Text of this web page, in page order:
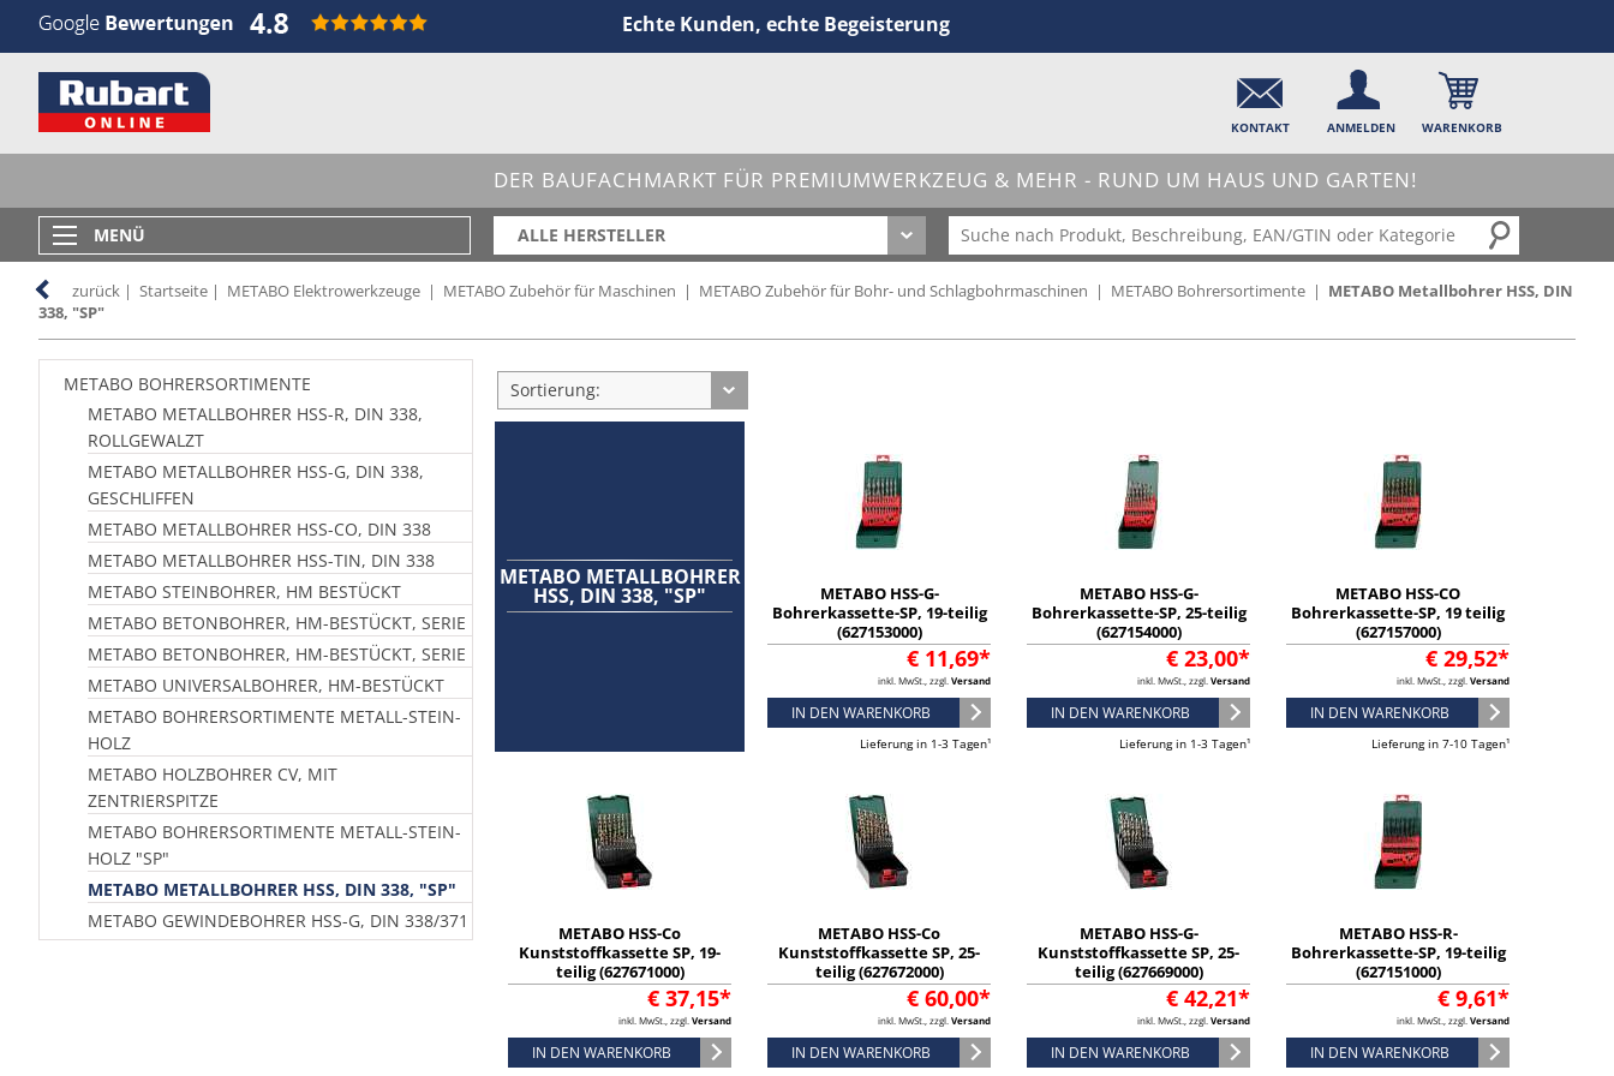
Echte Kunden, echte Begeisterung
KONTAKT ANMELDEN WARENKORB
DER BAUFACHMARKT FÜR PREMIUMWERKZEUG & MEHR - RUND UM HAUS UND GARTEN!
MENÜ ALLE HERSTELLER
zurück | Startseite | METABO Elektrowerkzeuge | METABO Zubehör für Maschinen | METABO Zubehör für Bohr- und Schlagbohrmaschinen | METABO Bohrersortimente | METABO Metallbohrer HSS, DIN
338, "SP"
METABO BOHRERSORTIMENTE
METABO METALLBOHRER HSS-R, DIN 338,
ROLLGEWALZT
METABO METALLBOHRER HSS-G, DIN 338,
GESCHLIFFEN
METABO METALLBOHRER HSS-CO, DIN 338
METABO METALLBOHRER HSS-TIN, DIN 338
METABO STEINBOHRER, HM BESTÜCKT
METABO BETONBOHRER, HM-BESTÜCKT, SERIE
METABO BETONBOHRER, HM-BESTÜCKT, SERIE
METABO UNIVERSALBOHRER, HM-BESTÜCKT
METABO BOHRERSORTIMENTE METALL-STEIN-
HOLZ
METABO HOLZBOHRER CV, MIT
ZENTRIERSPITZE
METABO BOHRERSORTIMENTE METALL-STEIN-
HOLZ "SP"
METABO METALLBOHRER HSS, DIN 338, "SP"
METABO GEWINDEBOHRER HSS-G, DIN 338/371
Sortierung:
METABO METALLBOHRER
HSS, DIN 338, "SP"
METABO HSS-G-
Bohrerkassette-SP, 19-teilig
(627153000)
€ 11,69*
inkl. MwSt., zzgl. Versand
IN DEN WARENKORB
Lieferung in 1-3 Tagen¹
METABO HSS-G-
Bohrerkassette-SP, 25-teilig
(627154000)
€ 23,00*
inkl. MwSt., zzgl. Versand
IN DEN WARENKORB
Lieferung in 1-3 Tagen¹
METABO HSS-CO
Bohrerkassette-SP, 19 teilig
(627157000)
€ 29,52*
inkl. MwSt., zzgl. Versand
IN DEN WARENKORB
Lieferung in 7-10 Tagen¹
METABO HSS-Co
Kunststoffkassette SP, 19-
teilig (627671000)
€ 37,15*
inkl. MwSt., zzgl. Versand
IN DEN WARENKORB
METABO HSS-Co
Kunststoffkassette SP, 25-
teilig (627672000)
€ 60,00*
inkl. MwSt., zzgl. Versand
IN DEN WARENKORB
METABO HSS-G-
Kunststoffkassette SP, 25-
teilig (627669000)
€ 42,21*
inkl. MwSt., zzgl. Versand
IN DEN WARENKORB
METABO HSS-R-
Bohrerkassette-SP, 19-teilig
(627151000)
€ 9,61*
inkl. MwSt., zzgl. Versand
IN DEN WARENKORB